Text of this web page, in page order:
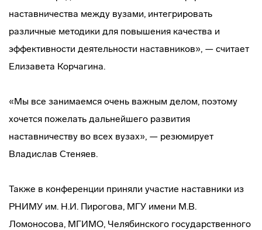
наставничества между вузами, интегрировать
различные методики для повышения качества и
эффективности деятельности наставников», — считает
Елизавета Корчагина.
«Мы все занимаемся очень важным делом, поэтому
хочется пожелать дальнейшего развития
наставничеству во всех вузах», — резюмирует
Владислав Стеняев.
Также в конференции приняли участие наставники из
РНИМУ им. Н.И. Пирогова, МГУ имени М.В.
Ломоносова, МГИМО, Челябинского государственного